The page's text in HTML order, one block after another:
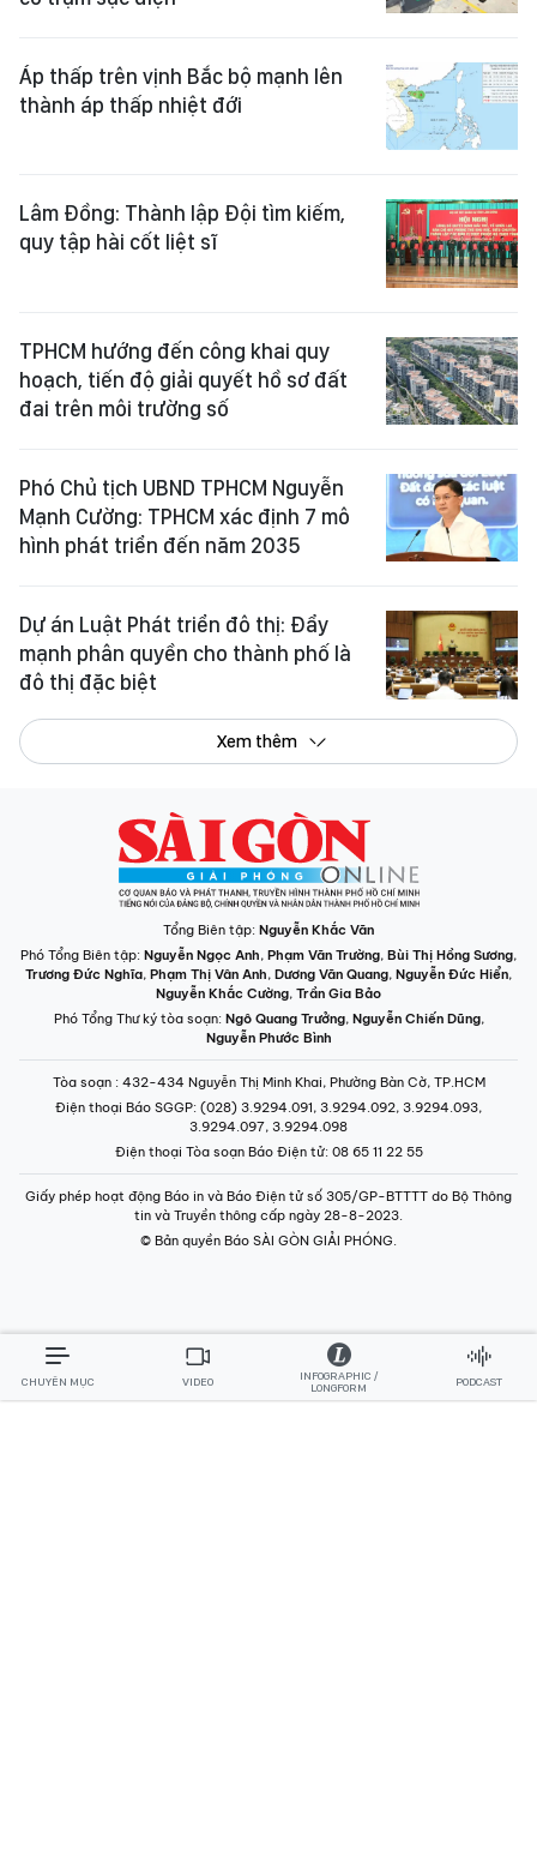
Áp thấp trên vịnh Bắc bộ mạnh lên
thành áp thấp nhiệt đới
Lâm Đồng: Thành lập Đội tìm kiếm,
quy tập hài cốt liệt sĩ
TPHCM hướng đến công khai quy
hoạch, tiến độ giải quyết hồ sơ đất
đai trên môi trường số
Phó Chủ tịch UBND TPHCM Nguyễn
Mạnh Cường: TPHCM xác định 7 mô
hình phát triển đến năm 2035
Dự án Luật Phát triển đô thị: Đẩy
mạnh phân quyền cho thành phố là
đô thị đặc biệt
Xem thêm
Tổng Biên tập: Nguyễn Khắc Văn
Phó Tổng Biên tập: Nguyễn Ngọc Anh, Phạm Văn Trường, Bùi Thị Hồng Sương,
Trương Đức Nghĩa, Phạm Thị Vân Anh, Dương Văn Quang, Nguyễn Đức Hiển,
Nguyễn Khắc Cường, Trần Gia Bảo
Phó Tổng Thư ký tòa soạn: Ngô Quang Trưởng, Nguyễn Chiến Dũng,
Nguyễn Phước Bình
Tòa soạn : 432-434 Nguyễn Thị Minh Khai, Phường Bàn Cờ, TP.HCM
Điện thoại Báo SGGP: (028) 3.9294.091, 3.9294.092, 3.9294.093,
3.9294.097, 3.9294.098
Điện thoại Tòa soạn Báo Điện tử: 08 65 11 22 55
Giấy phép hoạt động Báo in và Báo Điện tử số 305/GP-BTTTT do Bộ Thông
tin và Truyền thông cấp ngày 28-8-2023.
© Bản quyền Báo SÀI GÒN GIẢI PHÓNG.
CHUYÊN MỤC VIDEO
INFOGRAPHIC /
LONGFORM
PODCAST